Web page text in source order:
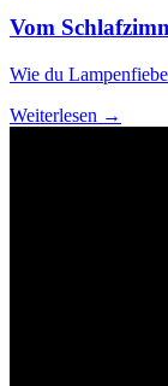
Vom
Wie du
Weiterlesen →